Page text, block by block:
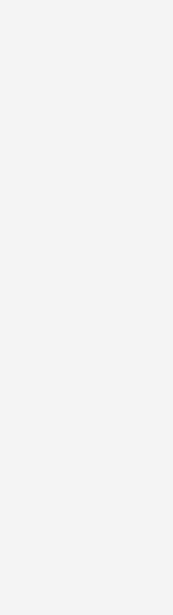
von uns
gebündelt und
einverstanden, über
Abmeldung ist
finden Sie